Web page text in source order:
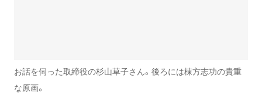
お話を伺った取締役の杉山草子さん。後ろには棟方志功の貴重
な原画。